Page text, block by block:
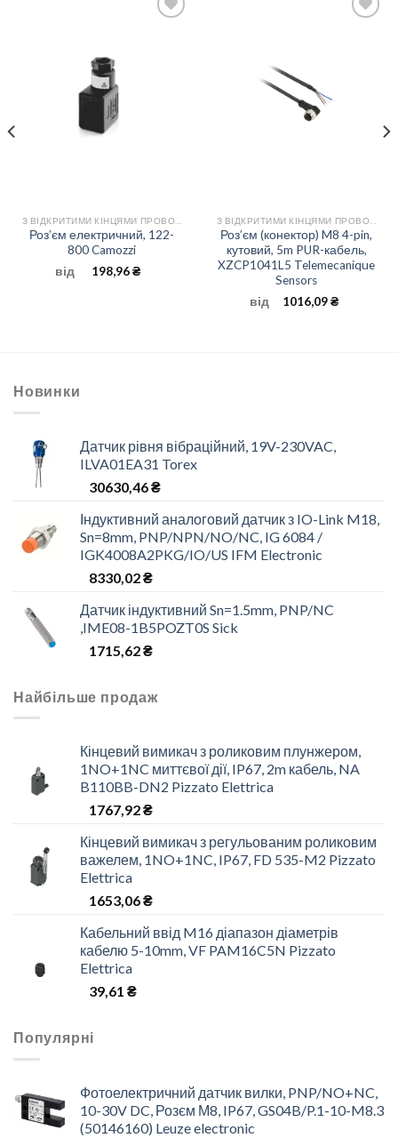
Роз’єм електричний, 122-
800 Camozzi
від
198,96₴
Роз’єм (конектор) M8 4-pin,
кутовий, 5m PUR-кабель,
XZCP1041L5 Telemecanique
Sensors
від
1016,09₴
Новинки
Датчик рівня вібраційний, 19V-230VAC,
ILVA01EA31 Torex
30630,46₴
Індуктивний аналоговий датчик з IO-Link M18,
Sn=8mm, PNP/NPN/NO/NC, IG 6084 /
IGK4008A2PKG/IO/US IFM Electronic
8330,02₴
Датчик індуктивний Sn=1.5mm, PNP/NC
,IME08-1B5POZT0S Sick
1715,62₴
Найбільше продаж
Кінцевий вимикач з роликовим плунжером,
1NO+1NC миттєвої дії, IP67, 2m кабель, NA
B110BB-DN2 Pizzato Elettrica
1767,92₴
Кінцевий вимикач з регульованим роликовим
важелем, 1NO+1NC, IP67, FD 535-M2 Pizzato
Elettrica
1653,06₴
Кабельний ввід M16 діапазон діаметрів
кабелю 5-10mm, VF PAM16C5N Pizzato
Elettrica
39,61 ₴
Популярні
Фотоелектричний датчик вилки, PNP/NO+NC,
10-30V DC, Розєм М8, IP67, GS04B/P.1-10-M8.3
(50146160) Leuze electronic